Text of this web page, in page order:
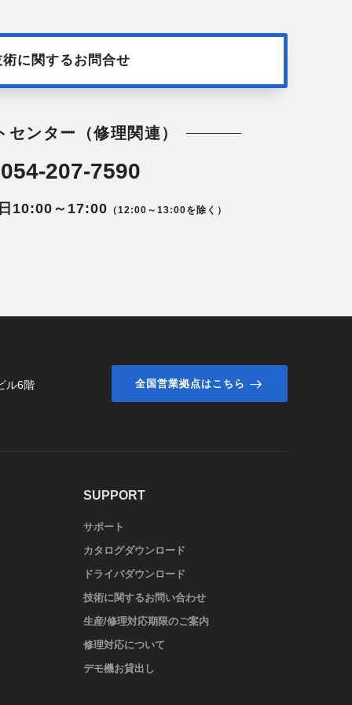
術に関するお問合せ
センター（修理関連）
054-207-7590
10:00～17:00 （12:00～13:00を除く）
ル6階 全国営業拠点はこちら
SUPPORT
サポート
カタログダウンロード
ドライバダウンロード
技術に関するお問い合わせ
生産/修理対応期限のご案内
修理対応について
デモ機お貸出し